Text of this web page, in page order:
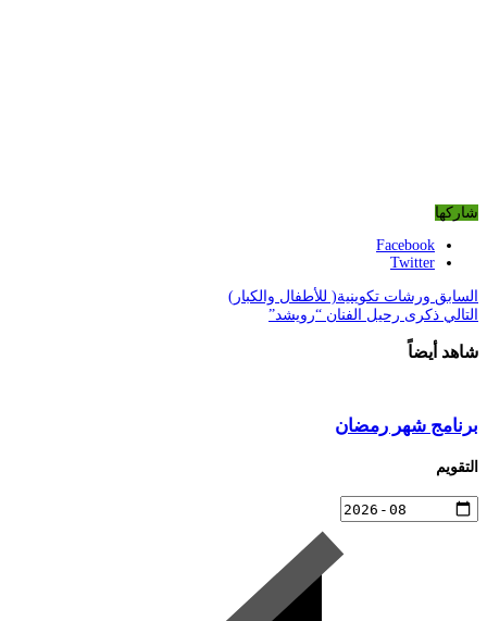
شاركها
Facebook
Twitter
السابق ورشات تكوينية( للأطفال والكبار)
التالي ذكرى رحيل الفنان “رويشد”
شاهد أيضاً
برنامج شهر رمضان
التقويم